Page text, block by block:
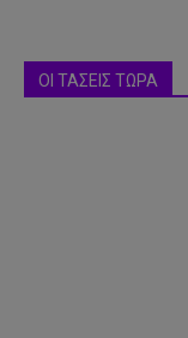
ΟΙ ΤΑΣΕΙΣ ΤΩΡΑ